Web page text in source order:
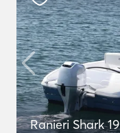
Ranieri Shark 19